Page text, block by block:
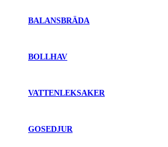
BALANSBRÄDA
BOLLHAV
VATTENLEKSAKER
GOSEDJUR